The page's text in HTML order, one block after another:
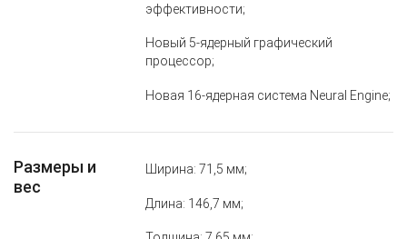
эффективности;
Новый 5‑ядерный графический
процессор;
Новая 16‑ядерная система Neural Engine;
Размеры и
вес
Ширина: 71,5 мм;
Длина: 146,7 мм;